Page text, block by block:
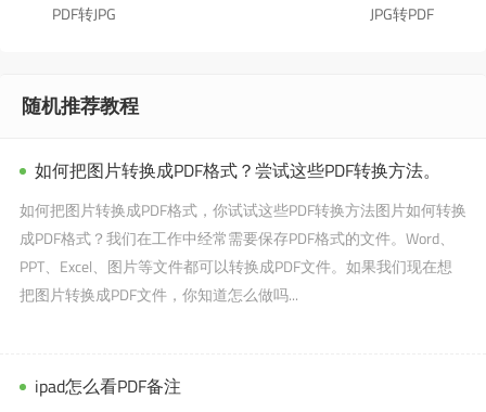
PDF转JPG JPG转PDF
随机推荐教程
如何把图片转换成PDF格式？尝试这些PDF转换方法。
如何把图片转换成PDF格式，你试试这些PDF转换方法图片如何转换
成PDF格式？我们在工作中经常需要保存PDF格式的文件。Word、
PPT、Excel、图片等文件都可以转换成PDF文件。如果我们现在想
把图片转换成PDF文件，你知道怎么做吗...
ipad怎么看PDF备注